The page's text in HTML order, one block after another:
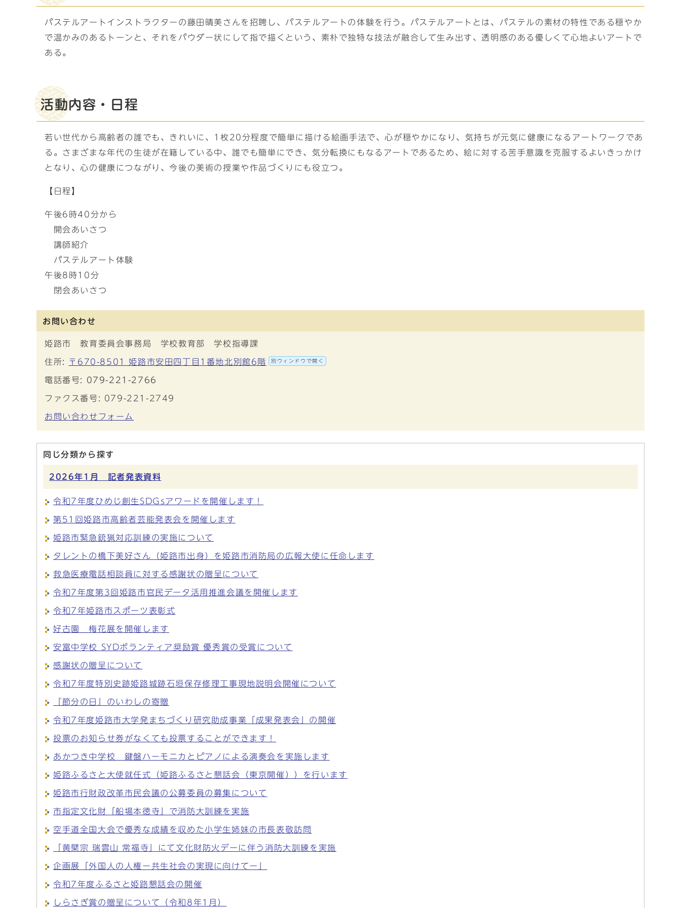
パステルアートインストラクターの藤田晴美さんを招聘し、パステルアートの体験を行う。パステルアートとは、パステルの素材の特性である穏やか
で温かみのあるトーンと、それをパウダー状にして指で描くという、素朴で独特な技法が融合して生み出す、透明感のある優しくて心地よいアートで
ある。
活動内容・日程
若い世代から高齢者の誰でも、きれいに、1枚20分程度で簡単に描ける絵画手法で、心が穏やかになり、気持ちが元気に健康になるアートワークであ
る。さまざまな年代の生徒が在籍している中、誰でも簡単にでき、気分転換にもなるアートであるため、絵に対する苦手意識を克服するよいきっかけ
となり、心の健康につながり、今後の美術の授業や作品づくりにも役立つ。
【日程】
午後6時40分から
開会あいさつ
講師紹介
パステルアート体験
午後8時10分
閉会あいさつ
お問い合わせ
姫路市 教育委員会事務局 学校教育部 学校指導課
住所: 〒670-8501 姫路市安田四丁目1番地北別館6階 別ウィンドウで開く
電話番号: 079-221-2766
ファクス番号: 079-221-2749
お問い合わせフォーム
同じ分類から探す
2026年1月 記者発表資料
令和7年度ひめじ創生SDGsアワードを開催します！
第51回姫路市高齢者芸能発表会を開催します
姫路市緊急銃猟対応訓練の実施について
タレントの橋下美好さん（姫路市出身）を姫路市消防局の広報大使に任命します
救急医療電話相談員に対する感謝状の贈呈について
令和7年度第3回姫路市官民データ活用推進会議を開催します
令和7年姫路市スポーツ表彰式
好古園 梅花展を開催します
安富中学校 SYDボランティア奨励賞 優秀賞の受賞について
感謝状の贈呈について
令和7年度特別史跡姫路城跡石垣保存修理工事現地説明会開催について
『節分の日』のいわしの寄贈
令和7年度姫路市大学発まちづくり研究助成事業「成果発表会」の開催
投票のお知らせ券がなくても投票することができます！
あかつき中学校 鍵盤ハーモニカとピアノによる演奏会を実施します
姫路ふるさと大使就任式（姫路ふるさと懇話会（東京開催））を行います
姫路市行財政改革市民会議の公募委員の募集について
市指定文化財「船場本徳寺」で消防大訓練を実施
空手道全国大会で優秀な成績を収めた小学生姉妹の市長表敬訪問
「黄檗宗 瑞雲山 常福寺」にて文化財防火デーに伴う消防大訓練を実施
企画展「外国人の人権ー共生社会の実現に向けてー」
令和7年度ふるさと姫路懇話会の開催
しらさぎ賞の贈呈について（令和8年1月）